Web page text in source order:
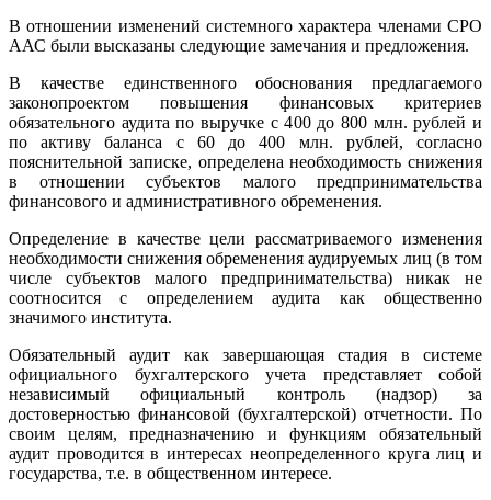
В отношении изменений системного характера членами СРО
ААС были высказаны следующие замечания и предложения.
В качестве единственного обоснования предлагаемого
законопроектом повышения финансовых критериев
обязательного аудита по выручке с 400 до 800 млн. рублей и
по активу баланса с 60 до 400 млн. рублей, согласно
пояснительной записке, определена необходимость снижения
в отношении субъектов малого предпринимательства
финансового и административного обременения.
Определение в качестве цели рассматриваемого изменения
необходимости снижения обременения аудируемых лиц (в том
числе субъектов малого предпринимательства) никак не
соотносится с определением аудита как общественно
значимого института.
Обязательный аудит как завершающая стадия в системе
официального бухгалтерского учета представляет собой
независимый официальный контроль (надзор) за
достоверностью финансовой (бухгалтерской) отчетности. По
своим целям, предназначению и функциям обязательный
аудит проводится в интересах неопределенного круга лиц и
государства, т.е. в общественном интересе.